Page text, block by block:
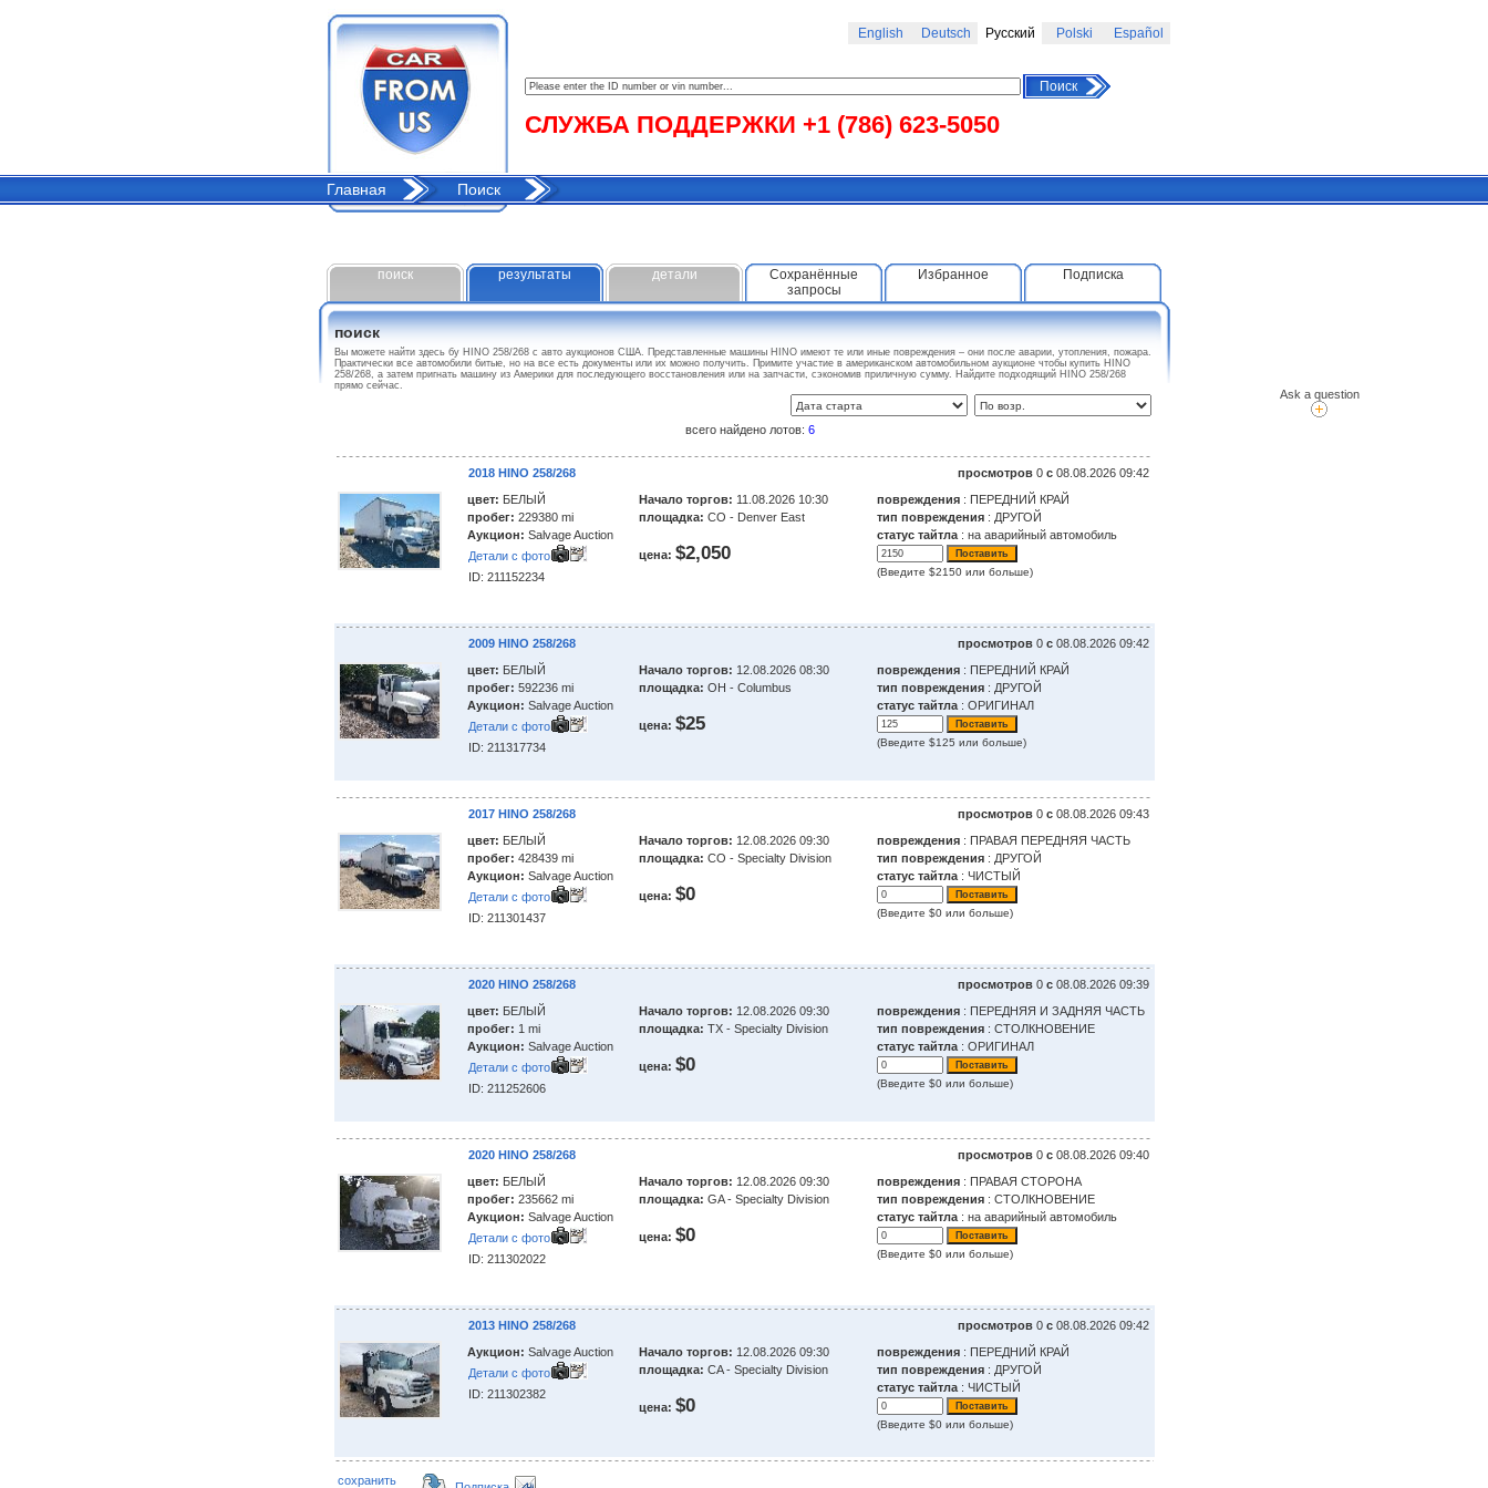
Ask a question
English Deutsch Русский Polski Español
СЛУЖБА ПОДДЕРЖКИ +1 (786) 623-5050
Поиск
Главная Поиск
поиск результаты детали
Сохранённые
запросы
Избранное Подписка
поиск
Вы можете найти здесь бу HINO 258/268 с авто аукционов США. Представленные машины HINO имеют те или иные повреждения – они после аварии, утопления, пожара.
Практически все автомобили битые, но на все есть документы или их можно получить. Примите участие в американском автомобильном аукционе чтобы купить HINO
258/268, а затем пригнать машину из Америки для последующего восстановления или на запчасти, сэкономив приличную сумму. Найдите подходящий HINO 258/268
прямо сейчас.
всего найдено лотов: 6
2018 HINO 258/268 просмотров 0 с 08.08.2026 09:42
цвет: БЕЛЫЙ
пробег: 229380 mi
Аукцион: Salvage Auction
Детали с фото
ID: 211152234
Начало торгов: 11.08.2026 10:30
площадка: CO - Denver East
цена: $2,050
повреждения : ПЕРЕДНИЙ КРАЙ
тип повреждения : ДРУГОЙ
статус тайтла : на аварийный автомобиль
(Введите $2150 или больше)
2009 HINO 258/268 просмотров 0 с 08.08.2026 09:42
цвет: БЕЛЫЙ
пробег: 592236 mi
Аукцион: Salvage Auction
Детали с фото
ID: 211317734
Начало торгов: 12.08.2026 08:30
площадка: OH - Columbus
цена: $25
повреждения : ПЕРЕДНИЙ КРАЙ
тип повреждения : ДРУГОЙ
статус тайтла : ОРИГИНАЛ
(Введите $125 или больше)
2017 HINO 258/268 просмотров 0 с 08.08.2026 09:43
цвет: БЕЛЫЙ
пробег: 428439 mi
Аукцион: Salvage Auction
Детали с фото
ID: 211301437
Начало торгов: 12.08.2026 09:30
площадка: CO - Specialty Division
цена: $0
повреждения : ПРАВАЯ ПЕРЕДНЯЯ ЧАСТЬ
тип повреждения : ДРУГОЙ
статус тайтла : ЧИСТЫЙ
(Введите $0 или больше)
2020 HINO 258/268 просмотров 0 с 08.08.2026 09:39
цвет: БЕЛЫЙ
пробег: 1 mi
Аукцион: Salvage Auction
Детали с фото
ID: 211252606
Начало торгов: 12.08.2026 09:30
площадка: TX - Specialty Division
цена: $0
повреждения : ПЕРЕДНЯЯ И ЗАДНЯЯ ЧАСТЬ
тип повреждения : СТОЛКНОВЕНИЕ
статус тайтла : ОРИГИНАЛ
(Введите $0 или больше)
2020 HINO 258/268 просмотров 0 с 08.08.2026 09:40
цвет: БЕЛЫЙ
пробег: 235662 mi
Аукцион: Salvage Auction
Детали с фото
ID: 211302022
Начало торгов: 12.08.2026 09:30
площадка: GA - Specialty Division
цена: $0
повреждения : ПРАВАЯ СТОРОНА
тип повреждения : СТОЛКНОВЕНИЕ
статус тайтла : на аварийный автомобиль
(Введите $0 или больше)
2013 HINO 258/268 просмотров 0 с 08.08.2026 09:42
Аукцион: Salvage Auction
Детали с фото
ID: 211302382
Начало торгов: 12.08.2026 09:30
площадка: CA - Specialty Division
цена: $0
повреждения : ПЕРЕДНИЙ КРАЙ
тип повреждения : ДРУГОЙ
статус тайтла : ЧИСТЫЙ
(Введите $0 или больше)
сохранить